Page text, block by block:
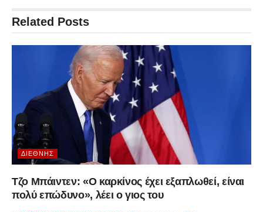
Related Posts
ΔΙΕΘΝΉΣ
Τζο Μπάιντεν: «Ο καρκίνος έχει εξαπλωθεί, είναι
πολύ επώδυνο», λέει ο γιος του